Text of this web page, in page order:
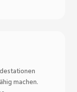
machen.